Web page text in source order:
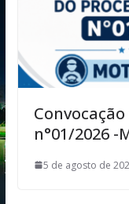
n°01/2026
5 de agosto de